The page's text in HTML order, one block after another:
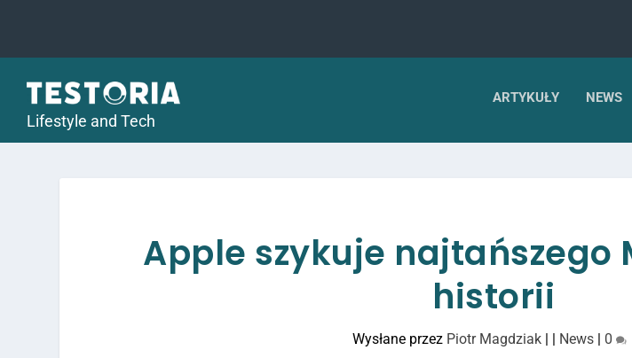
Lifestyle and Tech
ARTYKUŁY NEWS
Apple szykuje najtańszego
historii
Wysłane przez Piotr Magdziak| | News| 0